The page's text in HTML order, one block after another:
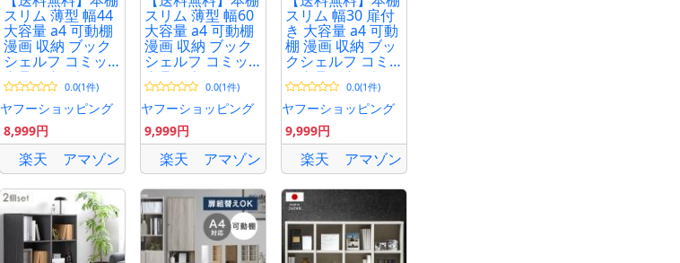
スリム 薄型 幅44
大容量 a4 可動棚
漫画 収納 ブック
シェルフ コミッ
クラック ディス
プレイラック シ
ェルフ オープン
ラック 高さ180
0.0(1件)
ヤフーショッピング
8,999円
楽天 アマゾン
スリム 薄型 幅60
大容量 a4 可動棚
漫画 収納 ブック
シェルフ コミッ
クラック ディス
プレイラック シ
ェルフ オープン
ラック 高さ180
0.0(1件)
ヤフーショッピング
9,999円
楽天 アマゾン
スリム 幅30 扉付
き 大容量 a4 可動
棚 漫画 収納 ブッ
クシェルフ コミ
ックラック ディ
スプレイラック
シェルフ 高さ180
オープンラック
収納棚
0.0(1件)
ヤフーショッピング
9,999円
楽天 アマゾン